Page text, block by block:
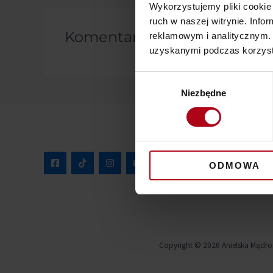
Wykorzystujemy pliki
ruch w naszej witrynie.
reklamowym i
uzyskanymi podczas
Niezbędne
ODMOWA
Komentarze
Copyright © 2026 Anielska